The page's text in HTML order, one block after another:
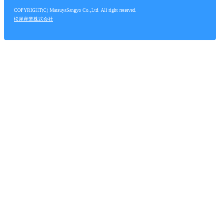
COPYRIGHT(C) MatsuyaSangyo Co.,Ltd. All right reserved.
松屋産業株式会社